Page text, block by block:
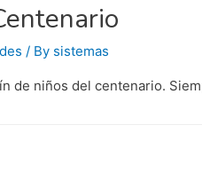
/ By sistemas
de niños del centenario.